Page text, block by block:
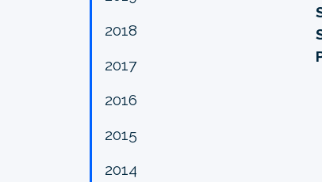
2018
2017
2016
2015
2014